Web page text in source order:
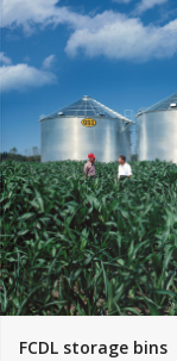
FCDL storage bins